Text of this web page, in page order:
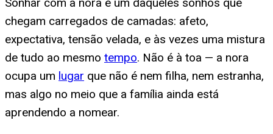
Sonhar com a nora é um daqueles sonhos que
chegam carregados de camadas: afeto,
expectativa, tensão velada, e às vezes uma mistura
de tudo ao mesmo tempo. Não é à toa — a nora
ocupa um lugar que não é nem filha, nem estranha,
mas algo no meio que a família ainda está
aprendendo a nomear.